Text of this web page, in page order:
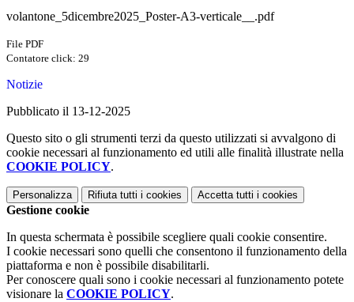
volantone_5dicembre2025_Poster-A3-verticale__.pdf
File PDF
Contatore click: 29
Notizie
Pubblicato il 13-12-2025
Questo sito o gli strumenti terzi da questo utilizzati si avvalgono di
cookie necessari al funzionamento ed utili alle finalità illustrate nella
COOKIE POLICY.
Personalizza Rifiuta tutti i cookies Accetta tutti i cookies
Gestione cookie
In questa schermata è possibile scegliere quali cookie consentire.
I cookie necessari sono quelli che consentono il funzionamento della
piattaforma e non è possibile disabilitarli.
Per conoscere quali sono i cookie necessari al funzionamento potete
visionare la COOKIE POLICY.